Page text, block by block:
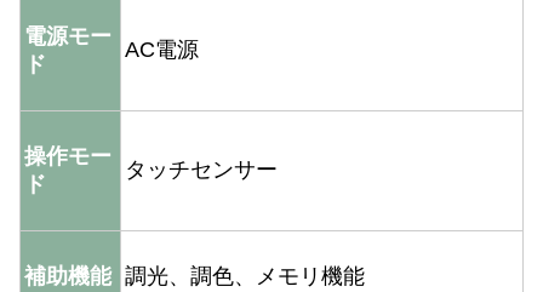
電源モー
ド
AC電源
操作モー
ド
タッチセンサー
補助機能 調光、調色、メモリ機能